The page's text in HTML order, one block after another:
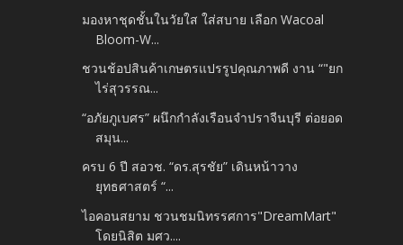
มองหาชุดชั้นในวัยใส ใส่สบาย​ เลือก Wacoal
Bloom-W...
ชวนช้อปสินค้าเกษตรแปรรูปคุณภาพดี งาน “"ยก
ไร่สุวรรณ...
“อภัยภูเบศร” ผนึกกำลังเรือนจำปราจีนบุรี ต่อยอด
สมุน...
ครบ 6 ปี สอวช. “ดร.สุรชัย” เดินหน้าวาง
ยุทธศาสตร์ “...
ไอคอนสยาม ชวนชมนิทรรศการ​"DreamMart"
โดยนิสิต มศว....